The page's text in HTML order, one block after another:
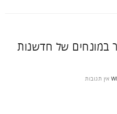
במונחים של חדשנות
אין תגובות